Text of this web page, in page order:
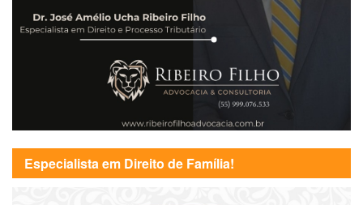
Especialista em Direito de Família!